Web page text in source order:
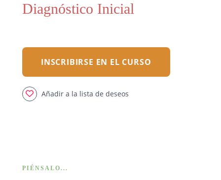
Diagnóstico Inicial
INSCRIBIRSE EN EL CURSO
Añadir a la lista de deseos
PIÉNSALO...